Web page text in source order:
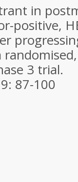
in
positive,
3 trial.
: 87-100